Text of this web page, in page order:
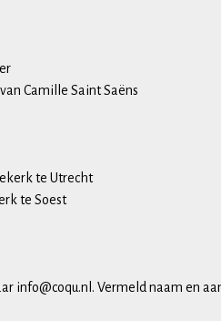
Camille Saint Saëns
te Utrecht
te Soest
info@coqu.nl. Vermeld naam en